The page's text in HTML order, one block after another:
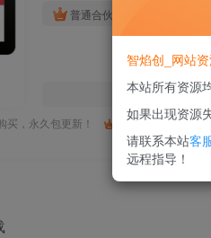
普通合伙人 超
买，永久包更新！
购买会员，可免费
智焰创_网站
本站所有资源
如果出现资源
请联系本站客
远程指导！